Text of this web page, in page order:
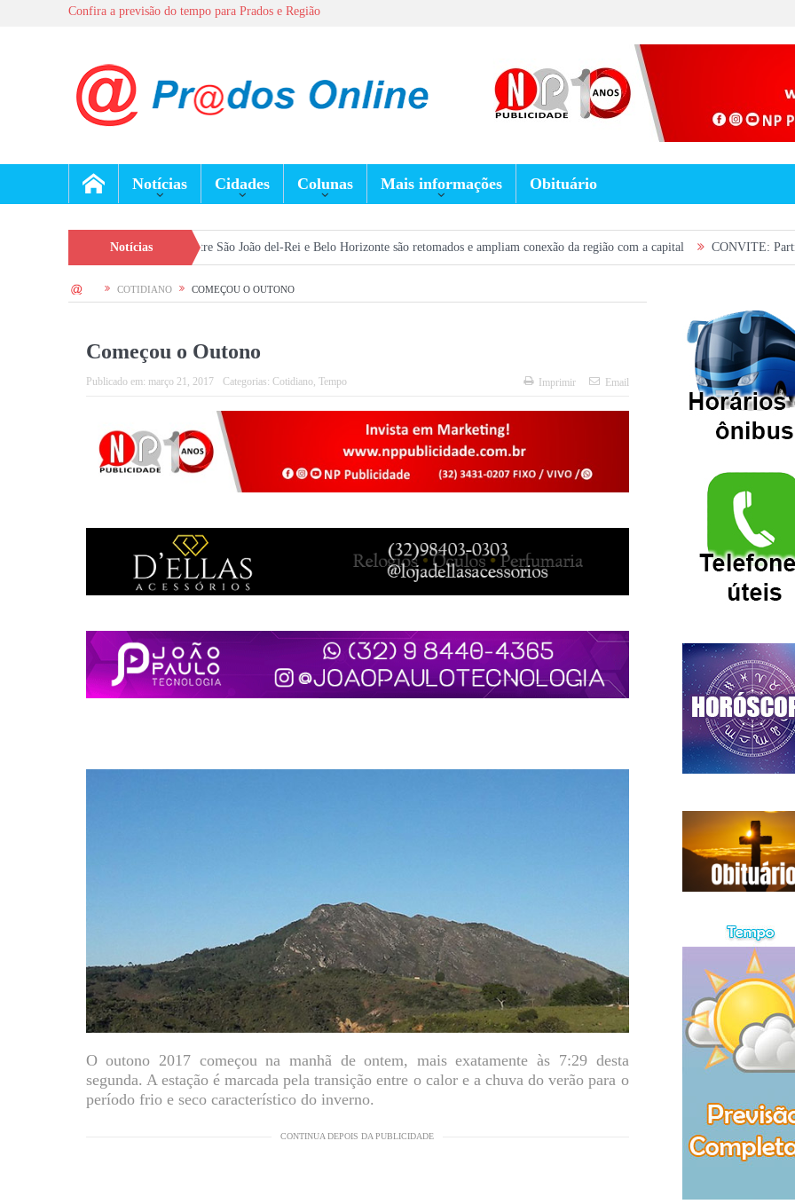
Confira a previsão do tempo para Prados e Região
Notícias Cidades Colunas Mais informações Obituário
Notícias
Voos entre São João del-Rei e Belo Horizonte são retomados e ampliam conexão da região com a capital CONVITE: Participe da
HOME COTIDIANO COMEÇOU O OUTONO
Começou o Outono
Publicado em: março 21, 2017 Categorias: Cotidiano, Tempo Imprimir Email
O outono 2017 começou na manhã de ontem, mais exatamente às 7:29 desta
segunda. A estação é marcada pela transição entre o calor e a chuva do verão para o
período frio e seco característico do inverno.
CONTINUA DEPOIS DA PUBLICIDADE